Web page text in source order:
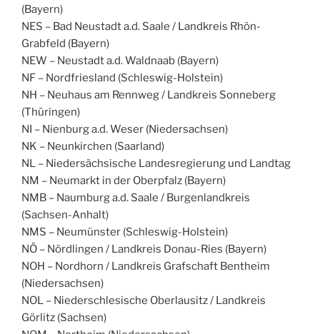
(Bayern)
NES – Bad Neustadt a.d. Saale / Landkreis Rhön-
Grabfeld (Bayern)
NEW – Neustadt a.d. Waldnaab (Bayern)
NF – Nordfriesland (Schleswig-Holstein)
NH – Neuhaus am Rennweg / Landkreis Sonneberg
(Thüringen)
NI – Nienburg a.d. Weser (Niedersachsen)
NK – Neunkirchen (Saarland)
NL – Niedersächsische Landesregierung und Landtag
NM – Neumarkt in der Oberpfalz (Bayern)
NMB – Naumburg a.d. Saale / Burgenlandkreis
(Sachsen-Anhalt)
NMS – Neumünster (Schleswig-Holstein)
NÖ – Nördlingen / Landkreis Donau-Ries (Bayern)
NOH – Nordhorn / Landkreis Grafschaft Bentheim
(Niedersachsen)
NOL – Niederschlesische Oberlausitz / Landkreis
Görlitz (Sachsen)